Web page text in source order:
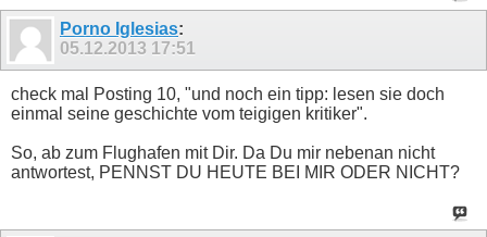
Porno Iglesias:
05.12.2013 17:51
check mal Posting 10, "und noch ein tipp: lesen sie doch
einmal seine geschichte vom teigigen kritiker".
So, ab zum Flughafen mit Dir. Da Du mir nebenan nicht
antwortest, PENNST DU HEUTE BEI MIR ODER NICHT?